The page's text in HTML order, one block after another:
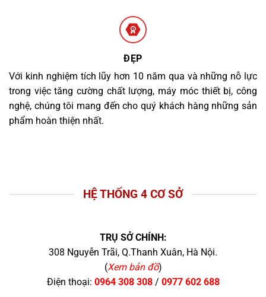
ĐẸP
Với kinh nghiệm tích lũy hơn 10 năm qua và những nỗ lực
trong việc tăng cường chất lượng, máy móc thiết bị, công
nghệ, chúng tôi mang đến cho quý khách hàng những sản
phẩm hoàn thiện nhất.
HỆ THỐNG 4 CƠ SỞ
TRỤ SỞ CHÍNH:
308 Nguyễn Trãi, Q.Thanh Xuân, Hà Nội.
(Xem bản đồ)
Điện thoại: 0964 308 308/ 0977 602 688